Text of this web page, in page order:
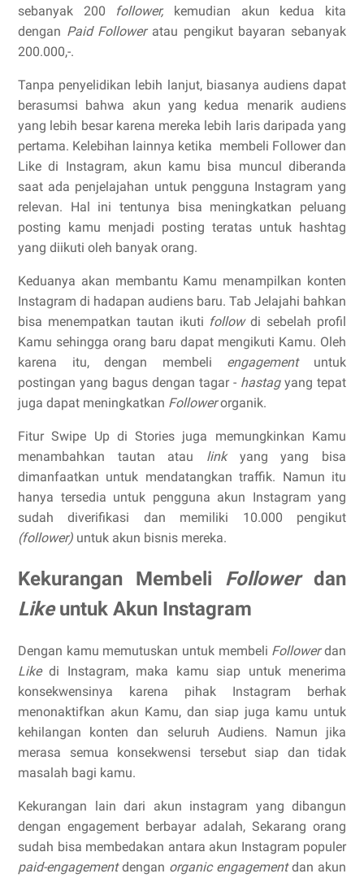
sebanyak 200 follower,
kemudian akun kedua kita
dengan Paid Followeratau pengikut bayaran sebanyak
200.000,-.
Tanpa penyelidikan lebih lanjut, biasanya audiens dapat
berasumsi bahwa akun yang kedua menarik audiens
yang lebih besar karena mereka lebih laris daripada yang
pertama. Kelebihan lainnya ketika membeli Follower dan
Like di Instagram, akun kamu bisa muncul diberanda
saat ada penjelajahan untuk pengguna Instagram yang
relevan. Hal ini tentunya bisa meningkatkan peluang
posting kamu menjadi posting teratas untuk hashtag
yang diikuti oleh banyak orang.
Keduanya akan membantu Kamu menampilkan konten
Instagram di hadapan audiens baru. Tab Jelajahi bahkan
bisa menempatkan tautan ikuti followdi sebelah profil
Kamu sehingga orang baru dapat mengikuti Kamu. Oleh
karena itu, dengan membeli engagementuntuk
postingan yang bagus dengan tagar - hastag yang tepat
juga dapat meningkatkan Followerorganik.
Fitur Swipe Up di Stories juga memungkinkan Kamu
menambahkan tautan atau link yang yang bisa
dimanfaatkan untuk mendatangkan traffik. Namun itu
hanya tersedia untuk pengguna akun Instagram yang
sudah diverifikasi dan memiliki 10.000 pengikut
(follower) untuk akun bisnis mereka.
Kekurangan Membeli Follower dan
Likeuntuk Akun Instagram
Dengan kamu memutuskan untuk membeli Followerdan
Likedi Instagram, maka kamu siap untuk menerima
konsekwensinya karena pihak Instagram berhak
menonaktifkan akun Kamu, dan siap juga kamu untuk
kehilangan konten dan seluruh Audiens. Namun jika
merasa semua konsekwensi tersebut siap dan tidak
masalah bagi kamu.
Kekurangan lain dari akun instagram yang dibangun
dengan engagement berbayar adalah, Sekarang orang
sudah bisa membedakan antara akun Instagram populer
paid-engagementdengan organic engagementdan akun